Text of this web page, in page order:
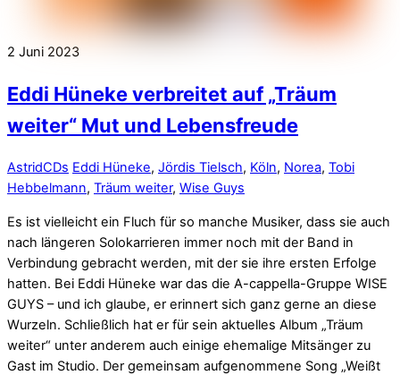
2 Juni 2023
Eddi Hüneke verbreitet auf „Träum
weiter“ Mut und Lebensfreude
AstridCDs Eddi Hüneke, Jördis Tielsch, Köln, Norea, Tobi
Hebbelmann, Träum weiter, Wise Guys
Es ist vielleicht ein Fluch für so manche Musiker, dass sie auch
nach längeren Solokarrieren immer noch mit der Band in
Verbindung gebracht werden, mit der sie ihre ersten Erfolge
hatten. Bei Eddi Hüneke war das die A-cappella-Gruppe WISE
GUYS – und ich glaube, er erinnert sich ganz gerne an diese
Wurzeln. Schließlich hat er für sein aktuelles Album „Träum
weiter“ unter anderem auch einige ehemalige Mitsänger zu
Gast im Studio. Der gemeinsam aufgenommene Song „Weißt